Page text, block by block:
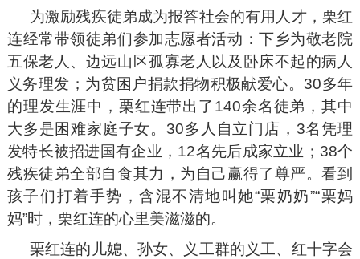
为激励残疾徒弟成为报答社会的有用人才，栗红
连经常带领徒弟们参加志愿者活动：下乡为敬老院
五保老人、边远山区孤寡老人以及卧床不起的病人
义务理发；为贫困户捐款捐物积极献爱心。30多年
的理发生涯中，栗红连带出了140余名徒弟，其中
大多是困难家庭子女。30多人自立门店，3名凭理
发特长被招进国有企业，12名先后成家立业；38个
残疾徒弟全部自食其力，为自己赢得了尊严。看到
孩子们打着手势，含混不清地叫她“栗奶奶”“栗妈
妈”时，栗红连的心里美滋滋的。
栗红连的儿媳、孙女、义工群的义工、红十字会